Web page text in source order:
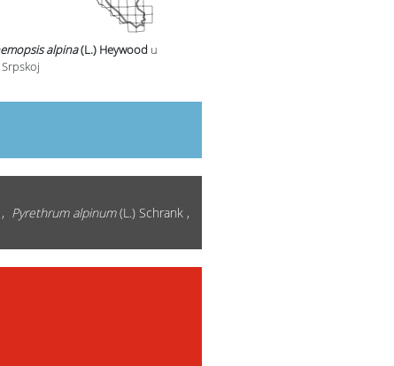
alpina(L.) Heywood u
Pyrethrum alpinum(L.) Schrank ,